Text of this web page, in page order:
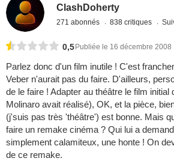
ClashDoherty
271 abonnés 838 critiques
0,5 Publiée le 16 décembre 2008
Parlez donc d'un film inutile ! C'est
Veber n'aurait pas du faire. D'ailleurs,
de le faire ! Adapter au théâtre le film initial
Molinaro avait réalisé), OK, et la pièce,
(j'suis pas très 'théâtre') est bonne. Mais
faire un remake cinéma ? Qui lui a
simplement calamiteux, une honte ! On
de ce remake.